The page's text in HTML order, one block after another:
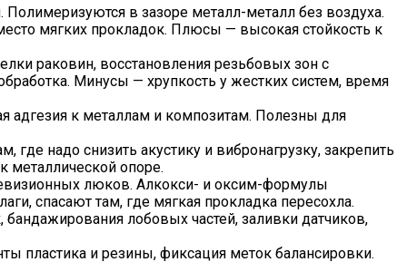
в зазоре металл-металл без воздуха.
мягких прокладок. Плюсы — высокая стойкость к
раковин, восстановления резьбовых зон с
Минусы — хрупкость у жестких систем, время
адгезия к металлам и композитам. Полезны для
надо снизить акустику и вибронагрузку, закрепить
металлической опоре.
люков. Алкокси- и оксим-формулы
спасают там, где мягкая прокладка пересохла.
лобовых частей, заливки датчиков,
пластика и резины, фиксация меток балансировки.